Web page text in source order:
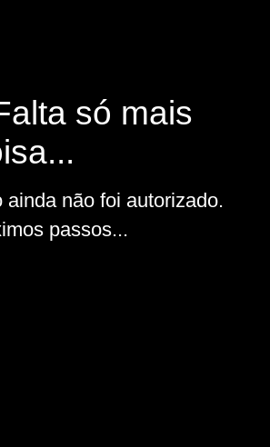
só mais
ainda não foi autorizado.
passos...